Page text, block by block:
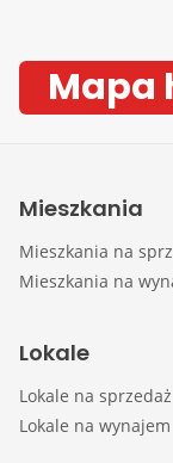
Mapa
Mieszkania
Mieszkania na
Mieszkania na
Lokale
Lokale na sprzedaż
Lokale na wynajem